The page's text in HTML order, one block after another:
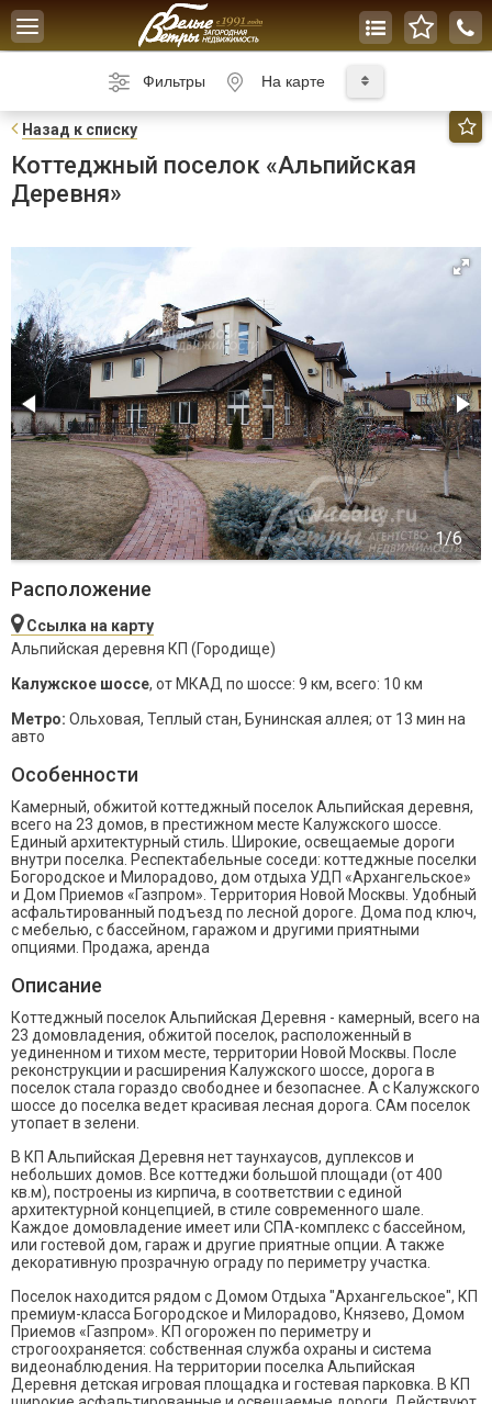
Toggle
navigation
Фильтры На карте
Назад к списку
Коттеджный поселок «Альпийская
Деревня»
Расположение
Ссылка на карту
Альпийская деревня КП (Городище)
Калужское шоссе, от МКАД по шоссе: 9 км, всего: 10 км
Метро: Ольховая, Теплый стан, Бунинская аллея; от 13 мин на
авто
Особенности
Камерный, обжитой коттеджный поселок Альпийская деревня,
всего на 23 домов, в престижном месте Калужского шоссе.
Единый архитектурный стиль. Широкие, освещаемые дороги
внутри поселка. Респектабельные соседи: коттеджные поселки
Богородское и Милорадово, дом отдыха УДП «Архангельское»
и Дом Приемов «Газпром». Территория Новой Москвы. Удобный
асфальтированный подъезд по лесной дороге. Дома под ключ,
с мебелью, с бассейном, гаражом и другими приятными
опциями. Продажа, аренда
Описание
Коттеджный поселок Альпийская Деревня - камерный, всего на
23 домовладения, обжитой поселок, расположенный в
уединенном и тихом месте, территории Новой Москвы. После
реконструкции и расширения Калужского шоссе, дорога в
поселок стала гораздо свободнее и безопаснее. А с Калужского
шоссе до поселка ведет красивая лесная дорога. САм поселок
утопает в зелени.
В КП Альпийская Деревня нет таунхаусов, дуплексов и
небольших домов. Все коттеджи большой площади (от 400
кв.м), построены из кирпича, в соответствии с единой
архитектурной концепцией, в стиле современного шале.
Каждое домовладение имеет или СПА-комплекс с бассейном,
или гостевой дом, гараж и другие приятные опции. А также
декоративную прозрачную ограду по периметру участка.
Поселок находится рядом с Домом Отдыха "Архангельское", КП
премиум-класса Богородское и Милорадово, Князево, Домом
Приемов «Газпром». КП огорожен по периметру и
строгоохраняется: собственная служба охраны и система
видеонаблюдения. На территории поселка Альпийская
Деревня детская игровая площадка и гостевая парковка. В КП